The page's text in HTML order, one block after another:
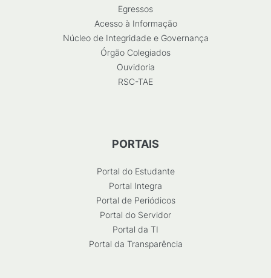
Egressos
Acesso à Informação
Núcleo de Integridade e Governança
Órgão Colegiados
Ouvidoria
RSC-TAE
PORTAIS
Portal do Estudante
Portal Integra
Portal de Periódicos
Portal do Servidor
Portal da TI
Portal da Transparência